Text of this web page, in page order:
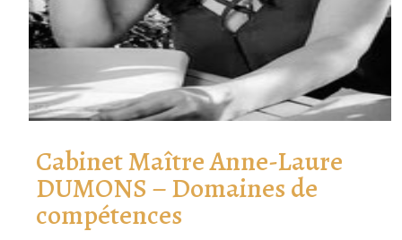
Cabinet Maître Anne-Laure
DUMONS – Domaines de
compétences